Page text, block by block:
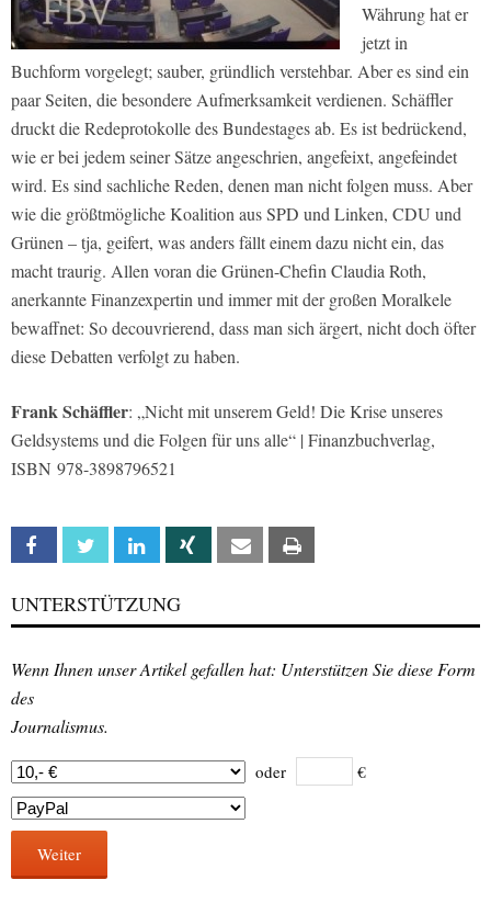
Währung hat er
jetzt in
Buchform vorgelegt; sauber, gründlich verstehbar. Aber es sind ein
paar Seiten, die besondere Aufmerksamkeit verdienen. Schäffler
druckt die Redeprotokolle des Bundestages ab. Es ist bedrückend,
wie er bei jedem seiner Sätze angeschrien, angefeixt, angefeindet
wird. Es sind sachliche Reden, denen man nicht folgen muss. Aber
wie die größtmögliche Koalition aus SPD und Linken, CDU und
Grünen – tja, geifert, was anders fällt einem dazu nicht ein, das
macht traurig. Allen voran die Grünen-Chefin Claudia Roth,
anerkannte Finanzexpertin und immer mit der großen Moralkele
bewaffnet: So decouvrierend, dass man sich ärgert, nicht doch öfter
diese Debatten verfolgt zu haben.
Frank Schäffler: „Nicht mit unserem Geld! Die Krise unseres
Geldsystems und die Folgen für uns alle“ | Finanzbuchverlag,
ISBN 978-3898796521
Facebook Twitter Linkedin Xing Email
UNTERSTÜTZUNG
Wenn Ihnen unser Artikel gefallen hat: Unterstützen Sie diese Form
des
Journalismus.
oder €
Weiter